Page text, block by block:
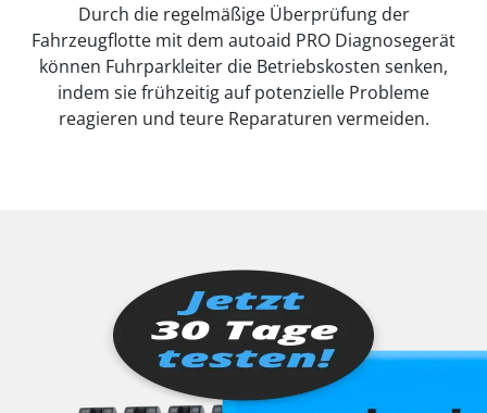
Durch die regelmäßige Überprüfung der
Fahrzeugflotte mit dem autoaid PRO Diagnosegerät
können Fuhrparkleiter die Betriebskosten senken,
indem sie frühzeitig auf potenzielle Probleme
reagieren und teure Reparaturen vermeiden.